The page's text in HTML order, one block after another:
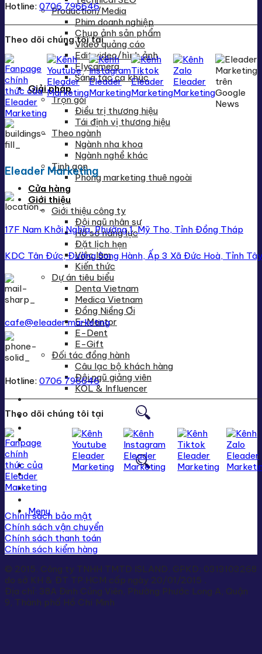
Production/Media
Phim doanh nghiệp
Chụp ảnh sản phẩm
Video quảng cáo
Edit video/hình ảnh
Flycamera
Sáng tác ca khúc
Giải pháp
Trọn gói
Điều trị thương hiệu
Tái định vị thương hiệu
Theo ngành
Ngành nha khoa
Ngành nghề khác
Tinh gọn
Phòng marketing thuê ngoài
Cửa hàng
Giới thiệu
Giới thiệu công ty
Đội ngũ nhân sự
Hồ sơ năng lực
Đặt lịch hẹn
Việc làm
Kiến thức
Dự án tiêu biểu
Denta Vietnam
Medica Vietnam
Đồng Niềng Ơi
E-Mentor
E-Dent
E-Gift
Đối tác đồng hành
Câu lạc bộ khách hàng
Đội ngũ giảng viên
KOL & Influencer
Menu
Hotline: 0706 796646
Theo dõi chúng tôi tại
Eleader Marketing
17F Nam Khởi Nghĩa, Phường 1, Mỹ Tho, Tỉnh Đồng Tháp
KDC Tân Đức, Đường Song Hành, Ấp 3 Xã Đức Hoà, Tỉnh
cafe@eleader.marketing
Hotline: 0706 796646
Theo dõi chúng tôi tại
Chính sách bảo mật
Chính sách vận chuyển
Chính sách thanh toán
Chính sách kiểm hàng
© 2015. Công ty TNHH TMTD ISLAND. GPKD: 0313103268
do sở KH & ĐT TP.HCM cấp ngày 20/01/2015 .
Địa chỉ: 38A Đinh Củng Viên, Phường Phước Long A, Quận
9, Thành phố Hồ Chí Minh